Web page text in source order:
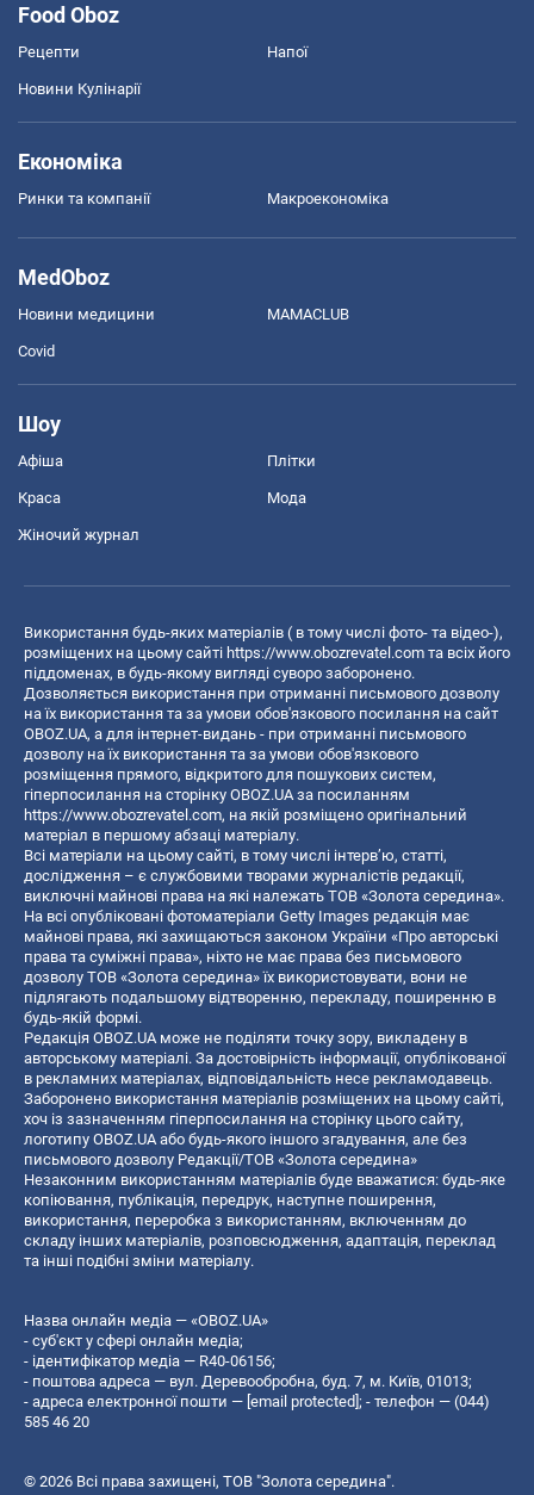
Food Oboz
Рецепти Напої
Новини Кулінарії
Економіка
Ринки та компанії Макроекономіка
MedOboz
Новини медицини MAMACLUB
Covid
Шоу
Афіша Плітки
Краса Мода
Жіночий журнал
Використання будь-яких матеріалів ( в тому числі фото- та відео-),
розміщених на цьому сайті https://www.obozrevatel.com та всіх його
піддоменах, в будь-якому вигляді суворо заборонено.
Дозволяється використання при отриманні письмового дозволу
на їх використання та за умови обов'язкового посилання на сайт
OBOZ.UA, а для інтернет-видань - при отриманні письмового
дозволу на їх використання та за умови обов'язкового
розміщення прямого, відкритого для пошукових систем,
гіперпосилання на сторінку OBOZ.UA за посиланням
https://www.obozrevatel.com, на якій розміщено оригінальний
матеріал в першому абзаці матеріалу.
Всі матеріали на цьому сайті, в тому числі інтерв’ю, статті,
дослідження – є службовими творами журналістів редакції,
виключні майнові права на які належать ТОВ «Золота середина».
На всі опубліковані фотоматеріали Getty Images редакція має
майнові права, які захищаються законом України «Про авторські
права та суміжні права», ніхто не має права без письмового
дозволу ТОВ «Золота середина» їх використовувати, вони не
підлягають подальшому відтворенню, перекладу, поширенню в
будь-якій формі.
Редакція OBOZ.UA може не поділяти точку зору, викладену в
авторському матеріалі. За достовірність інформації, опублікованої
в рекламних матеріалах, відповідальність несе рекламодавець.
Заборонено використання матеріалів розміщених на цьому сайті,
хоч із зазначенням гіперпосилання на сторінку цього сайту,
логотипу OBOZ.UA або будь-якого іншого згадування, але без
письмового дозволу Редакції/ТОВ «Золота середина»
Незаконним використанням матеріалів буде вважатися: будь-яке
копiювання, публiкацiя, передрук, наступне поширення,
використання, переробка з використанням, включенням до
складу інших матеріалів, розповсюдження, адаптація, переклад
та інші подібні зміни матеріалу.
Назва онлайн медіа — «OBOZ.UA»
- суб'єкт у сфері онлайн медіа;
- ідентифікатор медіа — R40-06156;
- поштова адреса — вул. Деревообробна, буд. 7, м. Київ, 01013;
- адреса електронної пошти — [email protected]; - телефон — (044)
585 46 20
© 2026 Всі права захищені, ТОВ "Золота середина".